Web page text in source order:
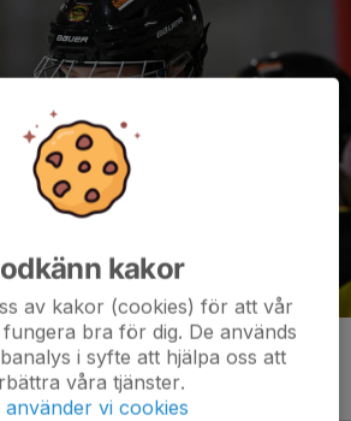
kakor
av kakor (cookies) för att vår
bra för dig. De används
i syfte att hjälpa oss att
våra tjänster.
använder vi cookies